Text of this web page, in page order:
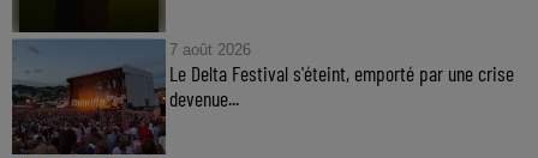
7 août 2026
Le Delta Festival s'éteint, emporté par une crise
devenue...